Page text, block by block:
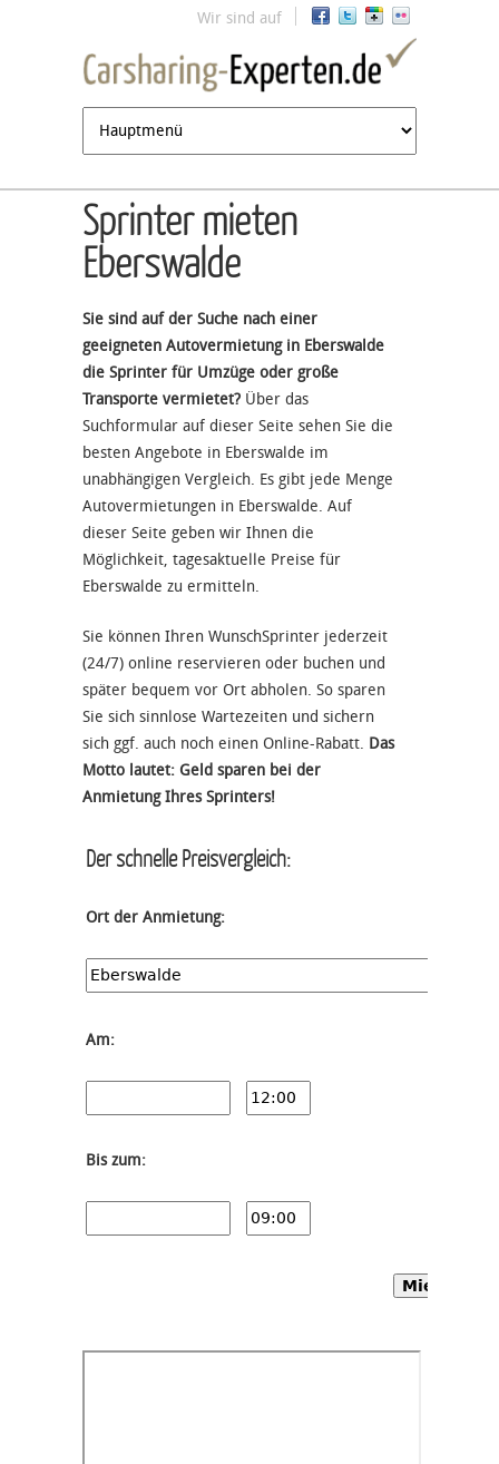
Jump to navigation
Wir sind auf
Sprinter mieten
Eberswalde
Sie sind auf der Suche nach einer
geeigneten Autovermietung in Eberswalde
die Sprinter für Umzüge oder große
Transporte vermietet? Über das
Suchformular auf dieser Seite sehen Sie die
besten Angebote in Eberswalde im
unabhängigen Vergleich. Es gibt jede Menge
Autovermietungen in Eberswalde. Auf
dieser Seite geben wir Ihnen die
Möglichkeit, tagesaktuelle Preise für
Eberswalde zu ermitteln.
Sie können Ihren WunschSprinter jederzeit
(24/7) online reservieren oder buchen und
später bequem vor Ort abholen. So sparen
Sie sich sinnlose Wartezeiten und sichern
sich ggf. auch noch einen Online-Rabatt. Das
Motto lautet: Geld sparen bei der
Anmietung Ihres Sprinters!
Der schnelle Preisvergleich:
Ort der Anmietung:
Am:
Bis zum: